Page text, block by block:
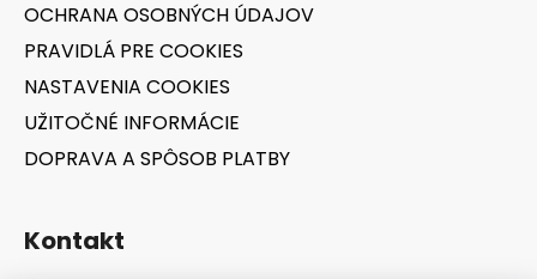
OCHRANA OSOBNÝCH ÚDAJOV
PRAVIDLÁ PRE COOKIES
NASTAVENIA COOKIES
UŽITOČNÉ INFORMÁCIE
DOPRAVA A SPÔSOB PLATBY
Kontakt